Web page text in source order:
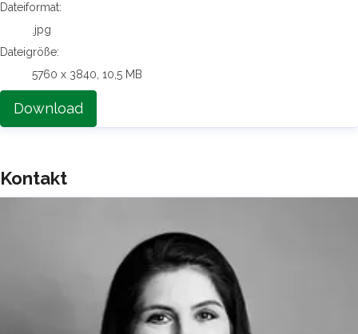
Dateiformat:
.jpg
Dateigröße:
5760 x 3840, 10,5 MB
Download
Kontakt